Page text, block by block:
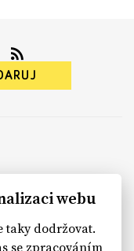
webu
taky dodržovat.
se zpracováním